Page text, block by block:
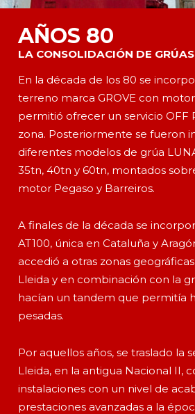
AÑOS 80
LA CONSOLIDACIÓN DE
En la década de los 80 se
terreno marca GROVE con
permitió ofrecer un servicio OFF
zona. Posteriormente se fueron
diferentes modelos de grúa
35tn, 40tn y 60tn, montados
motor Pegaso y Barreiros.
A finales de la década se
AT100, única en Cataluña y
accedió a otras zonas
Lleida y en combinación con la
hacían un tandem que permitía
pesadas.
Por aquellos años, se traslado la
Lleida, en la antigua Nacional II,
instalaciones con un nivel de
prestaciones avanzadas a la